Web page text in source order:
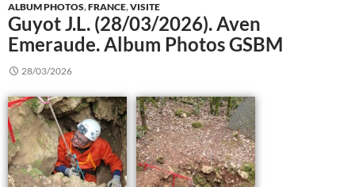
ALBUM PHOTOS,FRANCE,VISITE
Guyot J.L. (28/03/2026). Aven
Emeraude. Album Photos GSBM
28/03/2026